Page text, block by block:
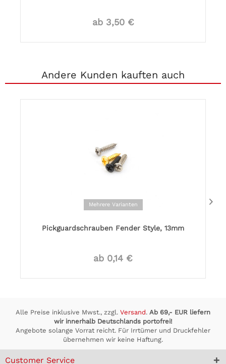
ab 3,50 €
Andere Kunden kauften auch
Mehrere Varianten
Pickguardschrauben Fender Style, 13mm
ab 0,14 €
Alle Preise inklusive Mwst., zzgl. Versand. Ab 69,- EUR liefern
wir innerhalb Deutschlands portofrei!
Angebote solange Vorrat reicht. Für Irrtümer und Druckfehler
übernehmen wir keine Haftung.
Customer Service